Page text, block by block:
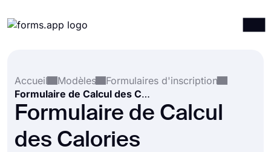
Intégrations
Modèles
Ressources
Accueil
Modèles
Formulaires d'inscription
Formulaire de Calcul des Calories
Formulaire de Calcul
des Calories